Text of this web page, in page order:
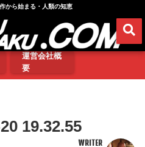
から始まる・人類の知恵
運営会社概
要
19.32.55
WRITER